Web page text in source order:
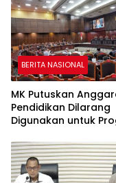
BERITA NASIONAL
MK Putuskan
Pendidikan Dilarang
Digunakan untuk